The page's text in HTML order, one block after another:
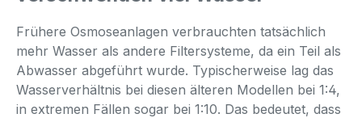
Frühere Osmoseanlagen verbrauchten tatsächlich
mehr Wasser als andere Filtersysteme, da ein Teil als
Abwasser abgeführt wurde. Typischerweise lag das
Wasserverhältnis bei diesen älteren Modellen bei 1:4,
in extremen Fällen sogar bei 1:10. Das bedeutet, dass